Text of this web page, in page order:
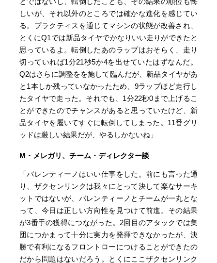
しいが、それ以外のところでは確かな進化を感じてい
る。プラクティスを通じてマシンの状態が改善され、
とくにQ1では新品タイヤでかなりいい走りができたと
思っているよ。転倒したあのラップはおそらく、走り
切っていれば1分21秒5か4を出せていたはずなんだ。
Q2はさらに調整をを施して臨んだが、新品タイヤがあ
と1本しか残っていなかったため、9ラップほど走行し
たタイヤで走った。それでも、1分22秒0まで上げるこ
とができたのでチャンスがあると思っていたけど、新
品タイヤを履いてすぐに転倒してしまった。11番グリ
ッドは厳しい結果だが、やるしかないね」
M・メレガリ、チーム・ディレクター談
「バレンティーノはいい仕事をした。前にも言った通
り、ザクセンリンクは我々にとって決して楽なサーキ
ットではないが、バレンティーノとチームが一丸とな
って、今日は正しい方向性を見つけて前進。その結果
が3番手の獲得につながった。2回目のアタックでは集
団につかまって十分に実力を発揮できなかったが、決
勝で有利になるフロントローにつけることができたの
だから問題はないだろう。とくにここザクセンリンク